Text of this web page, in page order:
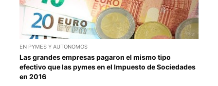
EN PYMES Y AUTONOMOS
Las grandes empresas pagaron el mismo tipo
efectivo que las pymes en el Impuesto de Sociedades
en 2016